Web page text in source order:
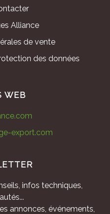
Alliance
de vente
des données
WEB
export.com
infos techniques,
annonces, événements,